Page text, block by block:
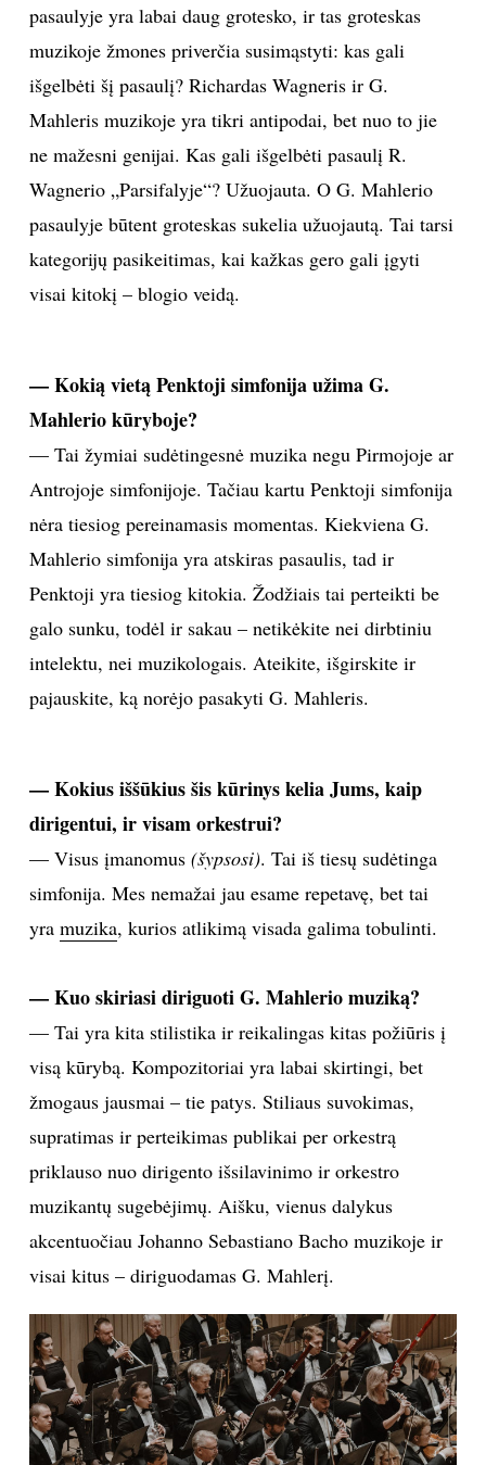
pasaulyje yra labai daug grotesko, ir tas groteskas
muzikoje žmones priverčia susimąstyti: kas gali
išgelbėti šį pasaulį? Richardas Wagneris ir G.
Mahleris muzikoje yra tikri antipodai, bet nuo to jie
ne mažesni genijai. Kas gali išgelbėti pasaulį R.
Wagnerio „Parsifalyje“? Užuojauta. O G. Mahlerio
pasaulyje būtent groteskas sukelia užuojautą. Tai tarsi
kategorijų pasikeitimas, kai kažkas gero gali įgyti
visai kitokį – blogio veidą.
— Kokią vietą Penktoji simfonija užima G.
Mahlerio kūryboje?
— Tai žymiai sudėtingesnė muzika negu Pirmojoje ar
Antrojoje simfonijoje. Tačiau kartu Penktoji simfonija
nėra tiesiog pereinamasis momentas. Kiekviena G.
Mahlerio simfonija yra atskiras pasaulis, tad ir
Penktoji yra tiesiog kitokia. Žodžiais tai perteikti be
galo sunku, todėl ir sakau – netikėkite nei dirbtiniu
intelektu, nei muzikologais. Ateikite, išgirskite ir
pajauskite, ką norėjo pasakyti G. Mahleris.
—Kokius iššūkius šis kūrinys kelia Jums, kaip
dirigentui, ir visam orkestrui?
— Visus įmanomus (šypsosi). Tai iš tiesų sudėtinga
simfonija. Mes nemažai jau esame repetavę, bet tai
yra muzika, kurios atlikimą visada galima tobulinti.
— Kuo skiriasi diriguoti G. Mahlerio muziką?
— Tai yra kita stilistika ir reikalingas kitas požiūris į
visą kūrybą. Kompozitoriai yra labai skirtingi, bet
žmogaus jausmai – tie patys. Stiliaus suvokimas,
supratimas ir perteikimas publikai per orkestrą
priklauso nuo dirigento išsilavinimo ir orkestro
muzikantų sugebėjimų. Aišku, vienus dalykus
akcentuočiau Johanno Sebastiano Bacho muzikoje ir
visai kitus – diriguodamas G. Mahlerį.